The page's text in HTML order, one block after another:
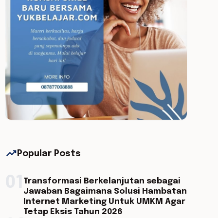
trending_up Popular Posts
Transformasi Berkelanjutan sebagai
Jawaban Bagaimana Solusi Hambatan
Internet Marketing Untuk UMKM Agar
Tetap Eksis Tahun 2026